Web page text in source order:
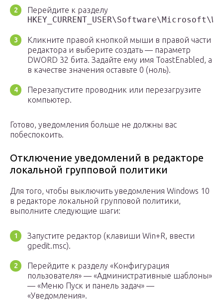
Перейдите к разделу
Кликните правой кнопкой мыши в правой части
редактора и выберите создать — параметр
DWORD 32 бита. Задайте ему имя ToastEnabled, а
в качестве значения оставьте 0 (ноль).
Перезапустите проводник или перезагрузите
компьютер.
Готово, уведомления больше не должны вас
побеспокоить.
Отключение уведомлений в редакторе
локальной групповой политики
Для того, чтобы выключить уведомления Windows 10
в редакторе локальной групповой политики,
выполните следующие шаги:
Запустите редактор (клавиши Win+R, ввести
gpedit.msc).
Перейдите к разделу «Конфигурация
пользователя» — «Административные шаблоны»
— «Меню Пуск и панель задач» —
«Уведомления».